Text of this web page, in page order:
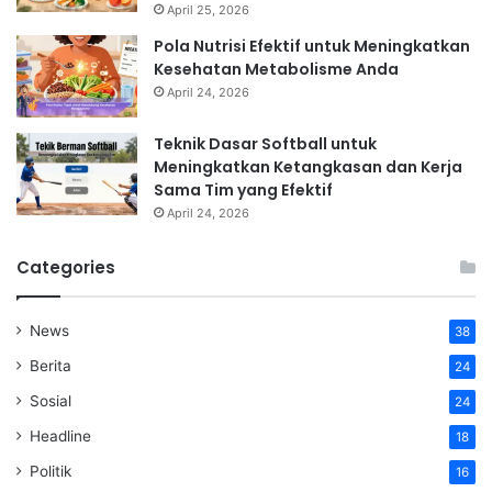
April 25, 2026
Pola Nutrisi Efektif untuk Meningkatkan
Kesehatan Metabolisme Anda
April 24, 2026
Teknik Dasar Softball untuk
Meningkatkan Ketangkasan dan Kerja
Sama Tim yang Efektif
April 24, 2026
Categories
News 38
Berita 24
Sosial 24
Headline 18
Politik 16